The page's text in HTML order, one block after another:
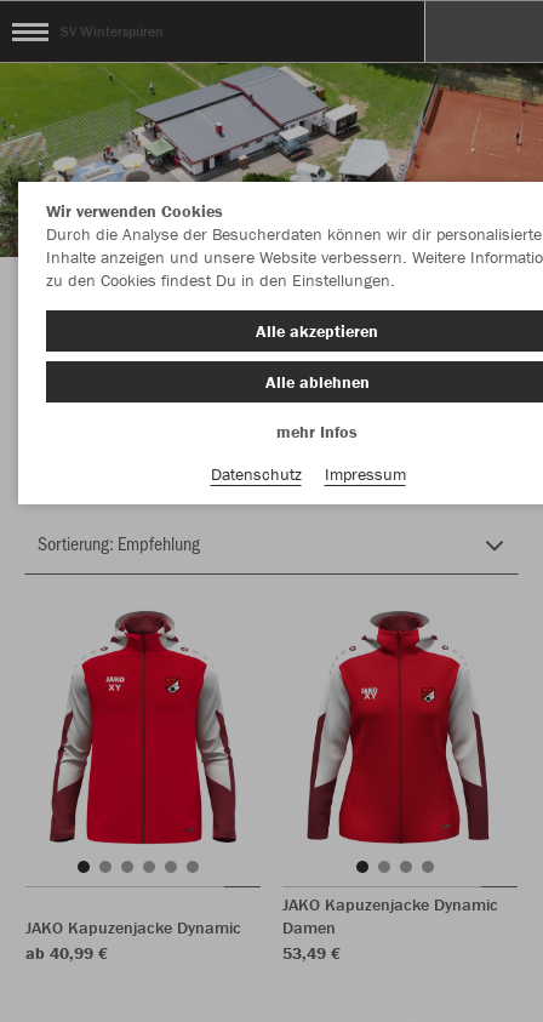
SV Winterspüren
Herzlich Willkommen im Teamshop SV
Winterspüren
JAKO Kapuzenjacke Dynamic
ab 40,99 €
JAKO Kapuzenjacke Dynamic
Damen
53,49 €
Wir verwenden Cookies
Durch die Analyse der Besucherdaten können wir dir personalisierte
Inhalte anzeigen und unsere Website verbessern. Weitere
zu den Cookies findest Du in den Einstellungen.
Alle akzeptieren
Alle ablehnen
mehr Infos
Datenschutz
Impressum